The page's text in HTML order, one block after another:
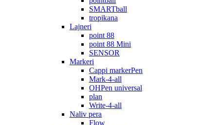
SMARTball
tropikana
Lajneri
point 88
point 88 Mini
SENSOR
Markeri
Cappi markerPen
Mark-4-all
OHPen universal
plan
Write-4-all
Naliv pera
Flow